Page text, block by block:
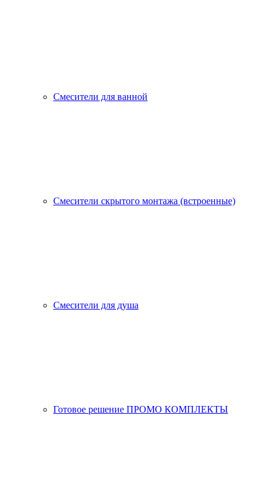
Смесители для ванной
Смесители скрытого монтажа (встроенные)
Смесители для душа
Готовое решение ПРОМО КОМПЛЕКТЫ